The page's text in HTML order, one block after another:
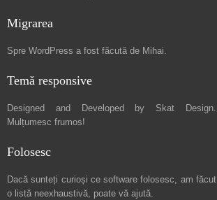
Migrarea
Spre WordPress a fost făcută de Mihai.
Temă responsive
Designed and Developed by Skat Design.
Mulțumesc frumos!
Folosesc
Dacă sunteți curioși ce software folosesc, am făcut
o listă neexhaustivă, poate vă ajută.